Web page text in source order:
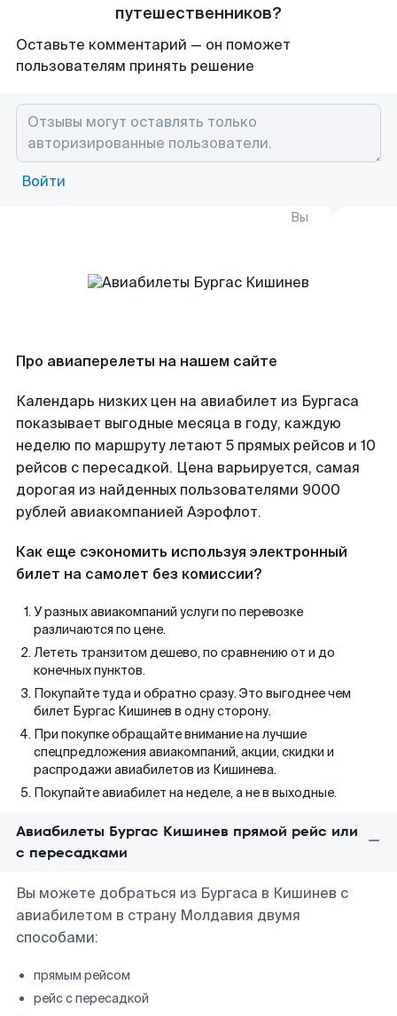
путешественников?
Оставьте комментарий — он поможет
пользователям принять решение
Войти
Вы
Про авиаперелеты на нашем сайте
Календарь низких цен на авиабилет из Бургаса
показывает выгодные месяца в году, каждую
неделю по маршруту летают 5 прямых рейсов и 10
рейсов с пересадкой. Цена варьируется, самая
дорогая из найденных пользователями 9000
рублей авиакомпанией Аэрофлот.
Как еще сэкономить используя электронный
билет на самолет без комиссии?
У разных авиакомпаний услуги по перевозке
различаются по цене.
Лететь транзитом дешево, по сравнению от и до
конечных пунктов.
Покупайте туда и обратно сразу. Это выгоднее чем
билет Бургас Кишинев в одну сторону.
При покупке обращайте внимание на лучшие
спецпредложения авиакомпаний, акции, скидки и
распродажи авиабилетов из Кишинева.
Покупайте авиабилет на неделе, а не в выходные.
Авиабилеты Бургас Кишинев прямой рейс или
с пересадками
Вы можете добраться из Бургаса в Кишинев с
авиабилетом в страну Молдавия двумя
способами:
прямым рейсом
рейс с пересадкой